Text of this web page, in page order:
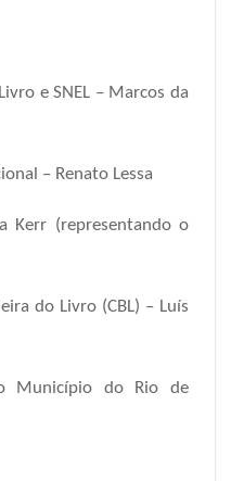
e SNEL – Marcos da
– Renato Lessa
Kerr (representando o
do Livro (CBL) – Luís
Município do Rio de